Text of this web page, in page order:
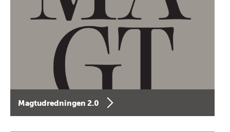
Magtudredningen 2.0